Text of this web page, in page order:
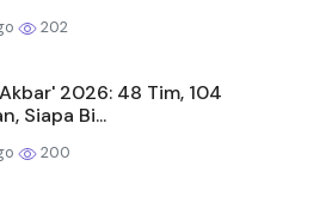
202
2026: 48 Tim, 104
Siapa Bi...
200